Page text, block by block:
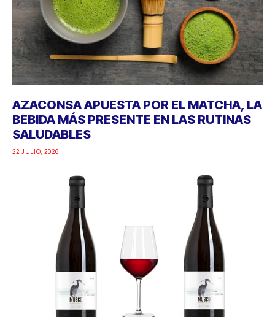
AZACONSA APUESTA POR EL MATCHA, LA
BEBIDA MÁS PRESENTE EN LAS RUTINAS
SALUDABLES
22 JULIO, 2026